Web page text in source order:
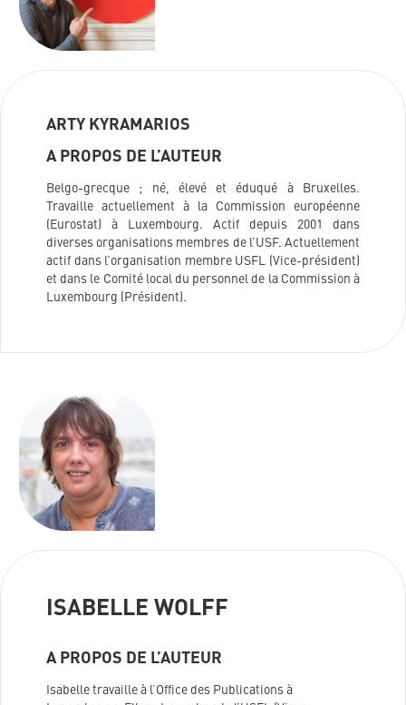
ARTY KYRAMARIOS
A PROPOS DE L’AUTEUR
Belgo-grecque ; né, élevé et éduqué à Bruxelles.
Travaille actuellement à la Commission européenne
(Eurostat) à Luxembourg. Actif depuis 2001 dans
diverses organisations membres de l’USF. Actuellement
actif dans l’organisation membre USFL (Vice-président)
et dans le Comité local du personnel de la Commission à
Luxembourg (Président).
ISABELLE WOLFF
A PROPOS DE L’AUTEUR
Isabelle travaille à l’Office des Publications à